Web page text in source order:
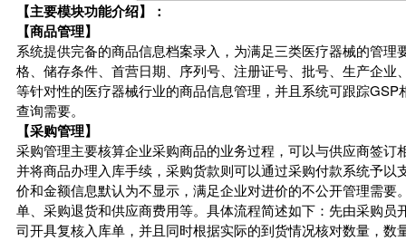
【主要模块功能介绍】：
【商品管理】
系统提供完备的商品信息档案录入，为满足三类医疗器械的管
格、储存条件、首营日期、序列号、注册证号、批号、生产企
等针对性的医疗器械行业的商品信息管理，并且系统可跟踪
查询需要。
【采购管理】
采购管理主要核算企业采购商品的业务过程，可以与供应商签
并将商品办理入库手续，采购货款则可以通过采购付款系统予以
价和金额信息默认为不显示，满足企业对进价的不公开管理需
单、采购退货和供应商费用等。具体流程简述如下：先由采购
司开具复核入库单，并且同时根据实际的到货情况核对数量，